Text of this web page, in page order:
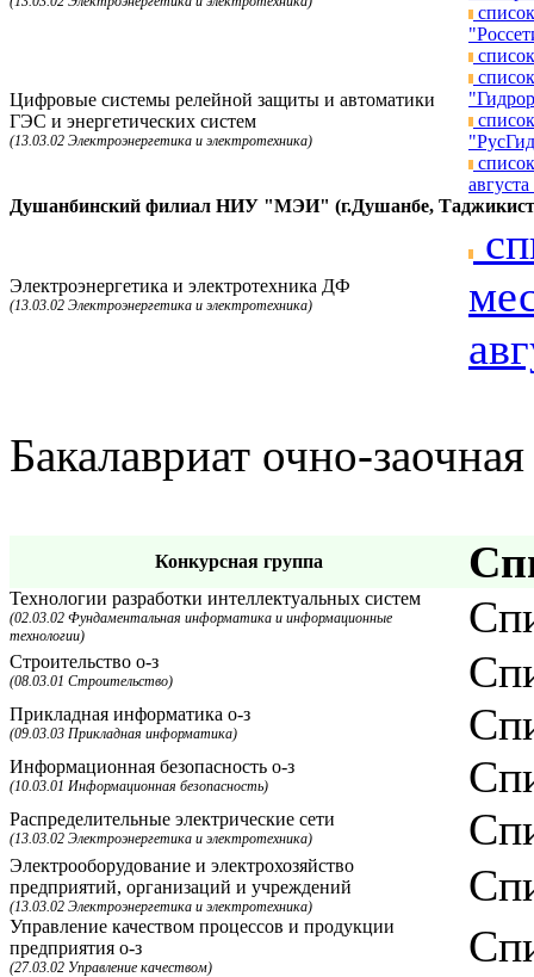
Цифровые системы релейной защиты и автоматики
ГЭС и энергетических систем
(13.03.02 Электроэнергетика и электротехника)
Душанбинский филиал НИУ "МЭИ" (г.Душанбе,
Электроэнергетика и электротехника ДФ
(13.03.02 Электроэнергетика и электротехника)
Бакалавриат очно-
Конкурсная группа
Технологии разработки интеллектуальных систем
(02.03.02 Фундаментальная информатика и информационные
технологии)
Строительство о-з
(08.03.01 Строительство)
Прикладная информатика о-з
(09.03.03 Прикладная информатика)
Информационная безопасность о-з
(10.03.01 Информационная безопасность)
Распределительные электрические сети
(13.03.02 Электроэнергетика и электротехника)
Электрооборудование и электрохозяйство
предприятий, организаций и учреждений
(13.03.02 Электроэнергетика и электротехника)
Управление качеством процессов и продукции
предприятия о-з
(27.03.02 Управление качеством)